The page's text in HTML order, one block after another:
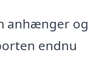
anhænger og
endnu